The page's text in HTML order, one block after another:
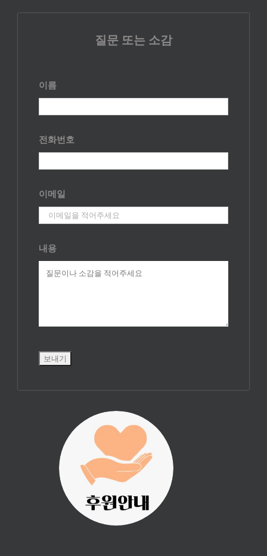
질문 또는 소감
이름
전화번호
이메일
내용
진리횃불 사역은
여러분의 후원으
로 이루어집니다.